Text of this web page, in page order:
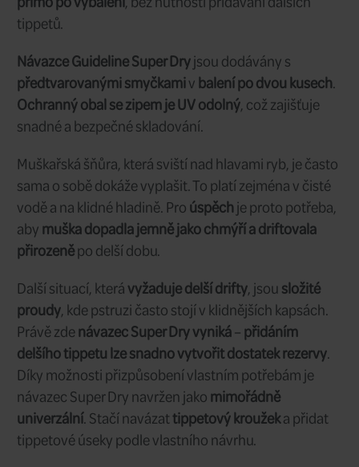
Cena/ks: 199 CZK
Sklad: 18 ks
Dodání: ihned
20% SLEVA na návzace Power Strike PRO
Návazec Power Strike PRO 15 stop
nabízívýjimečný výkon při lovu
situacích, kdy je vyžadovándlouhý
vody. Je navržen pronáročné
kteří chtějí získat rozhodující výhodu.